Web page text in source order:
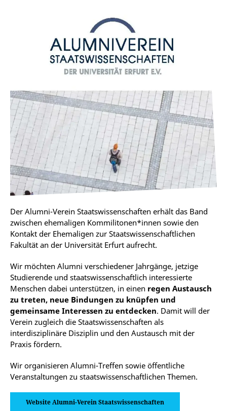
Der Alumni-Verein Staatswissenschaften erhält das Band
zwischen ehemaligen Kommilitonen*innen sowie den
Kontakt der Ehemaligen zur Staatswissenschaftlichen
Fakultät an der Universität Erfurt aufrecht.
Wir möchten Alumni verschiedener Jahrgänge, jetzige
Studierende und staatswissenschaftlich interessierte
Menschen dabei unterstützen, in einen regen Austausch
zu treten, neue Bindungen zu knüpfen und
gemeinsame Interessen zu entdecken. Damit will der
Verein zugleich die Staatswissenschaften als
interdisziplinäre Disziplin und den Austausch mit der
Praxis fördern.
Wir organisieren Alumni-Treffen sowie öffentliche
Veranstaltungen zu staatswissenschaftlichen Themen.
Website Alumni-Verein Staatswissenschaften